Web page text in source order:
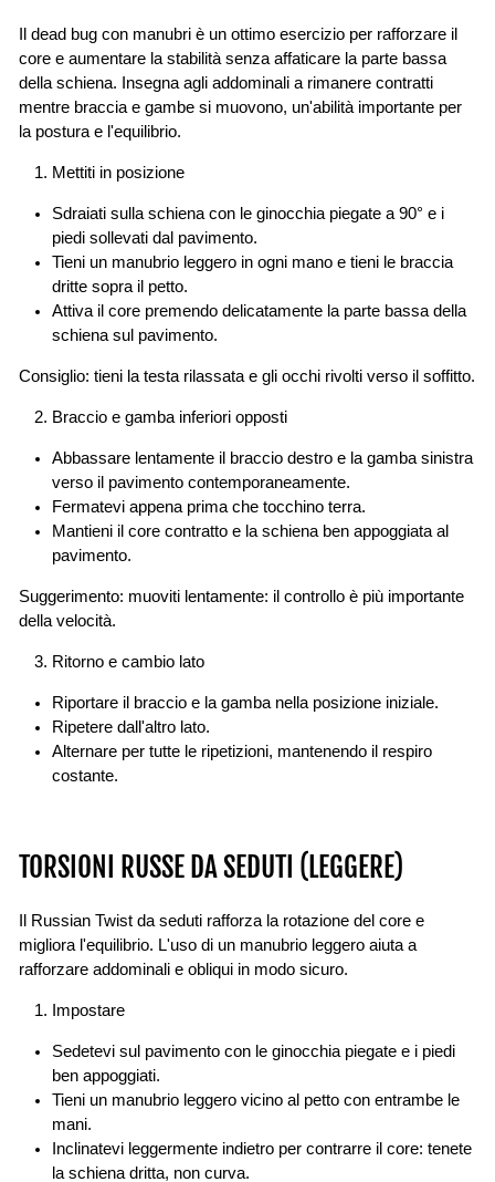
Il dead bug con manubri è un ottimo esercizio per rafforzare il
core e aumentare la stabilità senza affaticare la parte bassa
della schiena. Insegna agli addominali a rimanere contratti
mentre braccia e gambe si muovono, un'abilità importante per
la postura e l'equilibrio.
Mettiti in posizione
Sdraiati sulla schiena con le ginocchia piegate a 90° e i
piedi sollevati dal pavimento.
Tieni un manubrio leggero in ogni mano e tieni le braccia
dritte sopra il petto.
Attiva il core premendo delicatamente la parte bassa della
schiena sul pavimento.
Consiglio: tieni la testa rilassata e gli occhi rivolti verso il soffitto.
Braccio e gamba inferiori opposti
Abbassare lentamente il braccio destro e la gamba sinistra
verso il pavimento contemporaneamente.
Fermatevi appena prima che tocchino terra.
Mantieni il core contratto e la schiena ben appoggiata al
pavimento.
Suggerimento: muoviti lentamente: il controllo è più importante
della velocità.
Ritorno e cambio lato
Riportare il braccio e la gamba nella posizione iniziale.
Ripetere dall'altro lato.
Alternare per tutte le ripetizioni, mantenendo il respiro
costante.
TORSIONI RUSSE DA SEDUTI (LEGGERE)
Il Russian Twist da seduti rafforza la rotazione del core e
migliora l'equilibrio. L'uso di un manubrio leggero aiuta a
rafforzare addominali e obliqui in modo sicuro.
Impostare
Sedetevi sul pavimento con le ginocchia piegate e i piedi
ben appoggiati.
Tieni un manubrio leggero vicino al petto con entrambe le
mani.
Inclinatevi leggermente indietro per contrarre il core: tenete
la schiena dritta, non curva.